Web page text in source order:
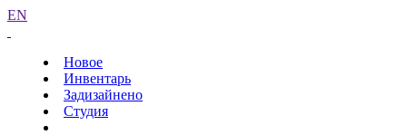
EN
Новое
Инвентарь
Задизайнено
Студия